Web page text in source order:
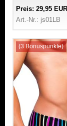
Preis: 29,95 EUR
Art.-Nr.: js01LB
(3 Bonuspunkte)